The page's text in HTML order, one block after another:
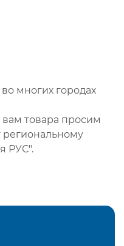
многих городах
товара просим
РУС".